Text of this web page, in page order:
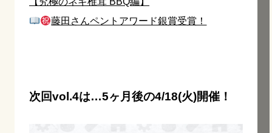
藤田さんペントアワード銀賞受賞！
次回vol.4は…5ヶ月後の4/18(火)開催！